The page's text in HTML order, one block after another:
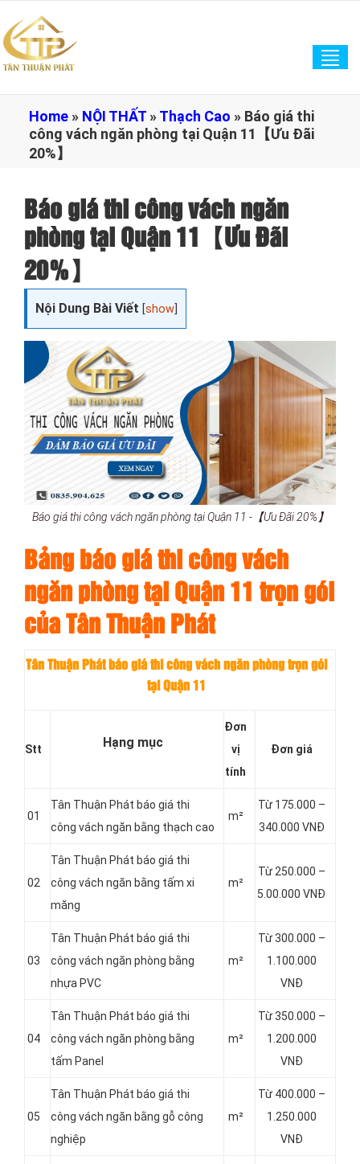
Home » NỘI THẤT »Thạch Cao » Báo giá thi
công vách ngăn phòng tại Quận 11【Ưu Đãi
20%】
Báo giá thi công vách ngăn
phòng tại Quận 11【Ưu Đãi
20%】
Nội Dung Bài Viết [show
Báo giá thi công vách ngăn phòng tại Quận 11 -【Ưu Đãi 20%】
Bảng báo giá thi công vách
ngăn phòng tại Quận 11 trọn gói
của Tân Thuận Phát
Tân Thuận Phát báo giá thi công vách ngăn phòng trọn gói
tại Quận 11
Stt Hạng mục
Đơn
vị
tính
Đơn giá
01
Tân Thuận Phát báo giá thi
công vách ngăn bằng thạch cao
m²
Từ 175.000 –
340.000 VNĐ
02
Tân Thuận Phát báo giá thi
công vách ngăn bằng tấm xi
măng
m²
Từ 250.000 –
5.00.000 VNĐ
03
Tân Thuận Phát báo giá thi
công vách ngăn phòng bằng
nhựa PVC
m²
Từ 300.000 –
1.100.000
VNĐ
04
Tân Thuận Phát báo giá thi
công vách ngăn phòng bằng
tấm Panel
m²
Từ 350.000 –
1.200.000
VNĐ
05
Tân Thuận Phát báo giá thi
công vách ngăn bằng gỗ công
nghiệp
m²
Từ 400.000 –
1.250.000
VNĐ